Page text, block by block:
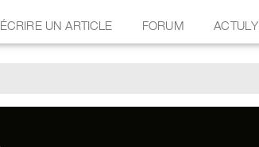
ÉCRIRE UN ARTICLE FORUM ACTULY